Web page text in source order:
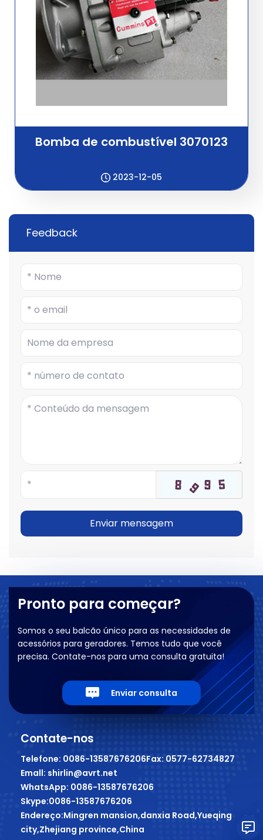
Bomba de combustível 3070123
2023-12-05
Feedback
Enviar mensagem
Pronto para começar?
Somos o seu balcão único para as necessidades de
acessórios para geradores. Temos tudo que você
precisa. Contate-nos para uma consulta gratuita!
Enviar consulta
Contate-nos
Telefone: 0086-13587676206Fax: 0577-62734827
Emall: shirlin@avrt.net
WhatsApp: 0086-13587676206
Skype:0086-13587676206
Endereço:Mingren mansion,danxia Road,Yueqing
city,Zhejiang province,China